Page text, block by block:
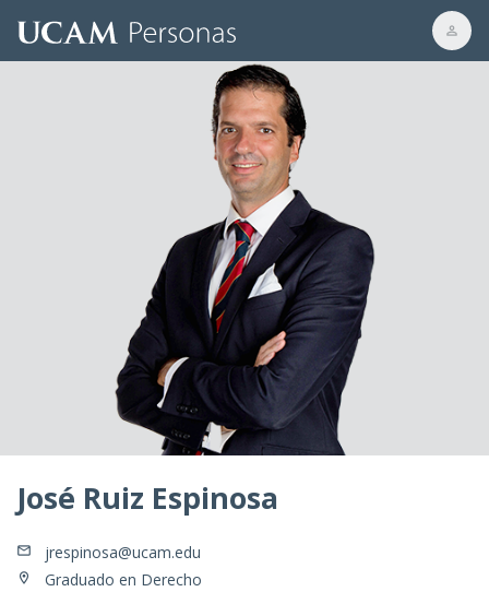
José Ruiz Espinosa
jrespinosa@ucam.edu
Graduado en Derecho